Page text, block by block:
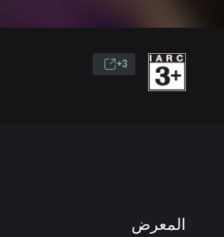
3+
المعرض